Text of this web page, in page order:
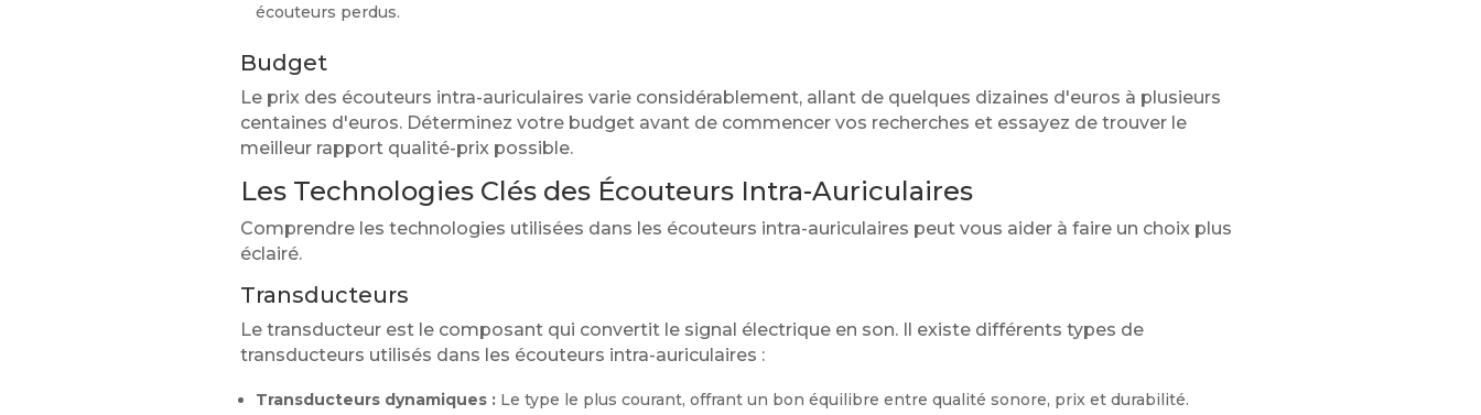
écouteurs perdus.
Budget
Le prix des écouteurs intra-auriculaires varie considérablement, allant de quelques dizaines d'euros à plusieurs
centaines d'euros. Déterminez votre budget avant de commencer vos recherches et essayez de trouver le
meilleur rapport qualité-prix possible.
Les Technologies Clés des Écouteurs Intra-Auriculaires
Comprendre les technologies utilisées dans les écouteurs intra-auriculaires peut vous aider à faire un choix plus
éclairé.
Transducteurs
Le transducteur est le composant qui convertit le signal électrique en son. Il existe différents types de
transducteurs utilisés dans les écouteurs intra-auriculaires :
Transducteurs dynamiques : Le type le plus courant, offrant un bon équilibre entre qualité sonore, prix et durabilité.